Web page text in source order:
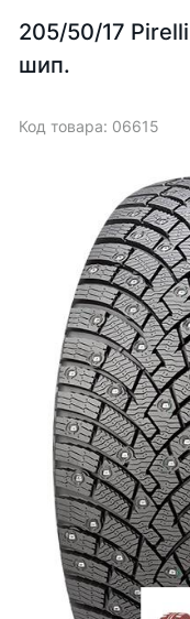
205/50/17
шип.
Код товара: 06615